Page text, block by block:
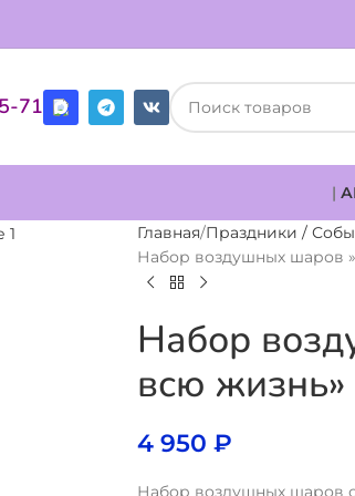
71
|
Главная Праздники /
Набор воздушных шаров
Набор
всю жизнь»
4 950₽
Набор воздушных шаров